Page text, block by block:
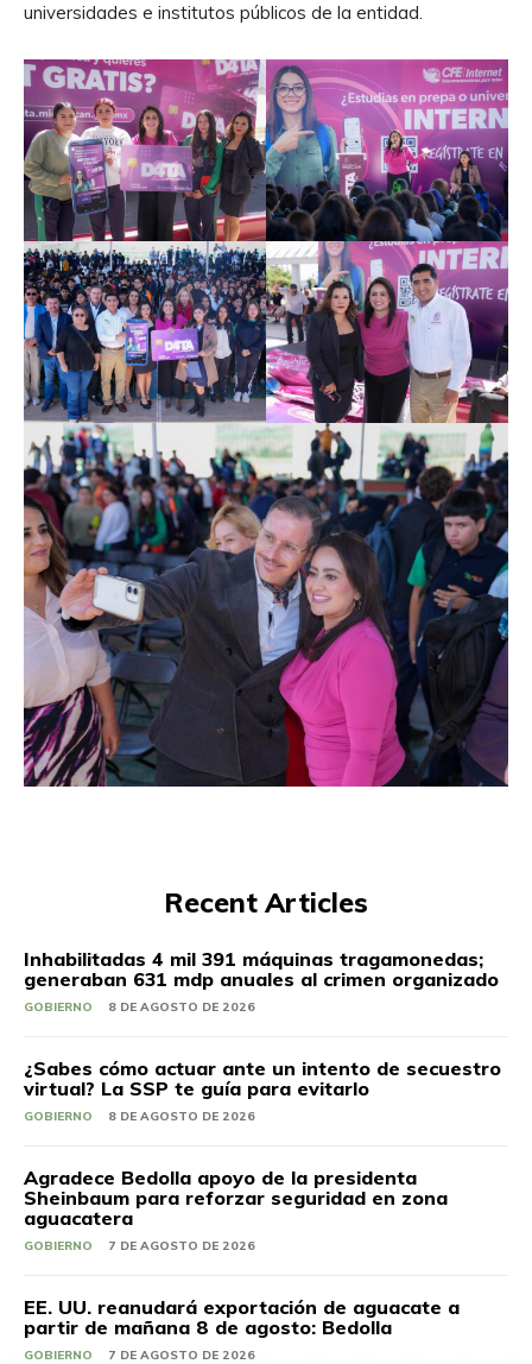
universidades e institutos públicos de la entidad.
Recent Articles
Inhabilitadas 4 mil 391 máquinas tragamonedas;
generaban 631 mdp anuales al crimen organizado
GOBIERNO 8 DE AGOSTO DE 2026
¿Sabes cómo actuar ante un intento de secuestro
virtual? La SSP te guía para evitarlo
GOBIERNO 8 DE AGOSTO DE 2026
Agradece Bedolla apoyo de la presidenta
Sheinbaum para reforzar seguridad en zona
aguacatera
GOBIERNO 7 DE AGOSTO DE 2026
EE. UU. reanudará exportación de aguacate a
partir de mañana 8 de agosto: Bedolla
GOBIERNO 7 DE AGOSTO DE 2026